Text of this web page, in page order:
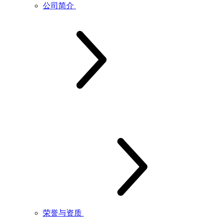
公司简介
荣誉与资质